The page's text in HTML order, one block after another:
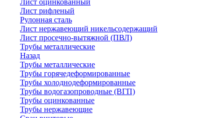
Лист оцинкованный
Лист рифленый
Рулонная сталь
Лист нержавеющий никельсодержащий
Лист просечно-вытяжной (ПВЛ)
Трубы металлические
Назад
Трубы металлические
Трубы горячедеформированные
Трубы холоднодеформированные
Трубы водогазопроводные (ВГП)
Трубы оцинкованные
Трубы нержавеющие